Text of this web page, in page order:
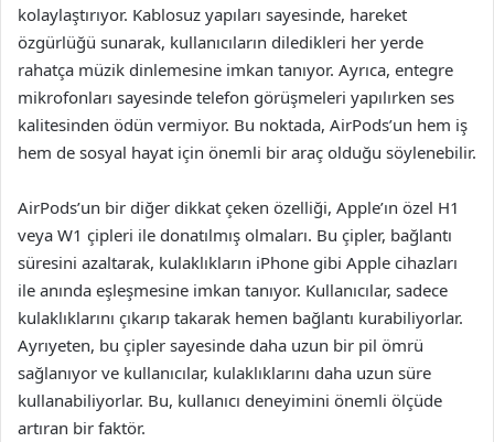
kolaylaştırıyor. Kablosuz yapıları sayesinde, hareket
özgürlüğü sunarak, kullanıcıların diledikleri her yerde
rahatça müzik dinlemesine imkan tanıyor. Ayrıca, entegre
mikrofonları sayesinde telefon görüşmeleri yapılırken ses
kalitesinden ödün vermiyor. Bu noktada, AirPods’un hem iş
hem de sosyal hayat için önemli bir araç olduğu söylenebilir.
AirPods’un bir diğer dikkat çeken özelliği, Apple’ın özel H1
veya W1 çipleri ile donatılmış olmaları. Bu çipler, bağlantı
süresini azaltarak, kulaklıkların iPhone gibi Apple cihazları
ile anında eşleşmesine imkan tanıyor. Kullanıcılar, sadece
kulaklıklarını çıkarıp takarak hemen bağlantı kurabiliyorlar.
Ayrıyeten, bu çipler sayesinde daha uzun bir pil ömrü
sağlanıyor ve kullanıcılar, kulaklıklarını daha uzun süre
kullanabiliyorlar. Bu, kullanıcı deneyimini önemli ölçüde
artıran bir faktör.